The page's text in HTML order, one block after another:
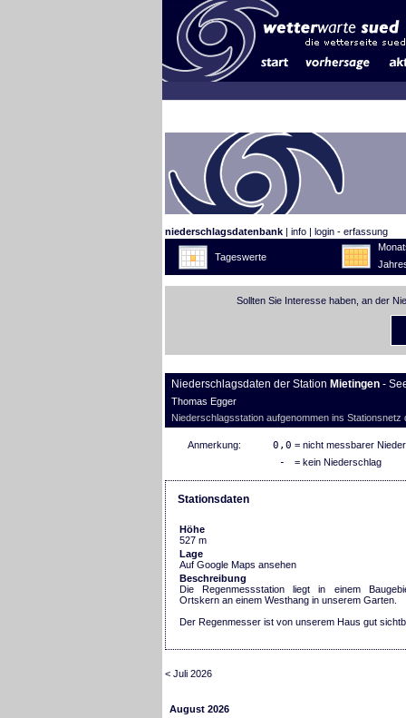
niederschlagsdatenbank| info| login - erfassung
Tageswerte
Sollten Sie Interesse haben, an der
Niederschlagsdaten der Station Mietingen-
Thomas Egger
Niederschlagsstation aufgenommen ins
Anmerkung: 0,0 = nicht messbarer
- = kein Niederschlag
Stationsdaten
Höhe
527 m
Lage
Auf Google Maps ansehen
Beschreibung
Die Regenmessstation liegt in einem
Ortskern an einem Westhang in unserem Garten.
Der Regenmesser ist von unserem Haus gut
< Juli 2026
August 2026